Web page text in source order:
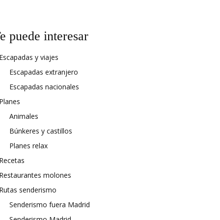
puede interesar
y viajes
Escapadas extranjero
Escapadas nacionales
Animales
Búnkeres y castillos
Planes relax
molones
senderismo
Senderismo fuera Madrid